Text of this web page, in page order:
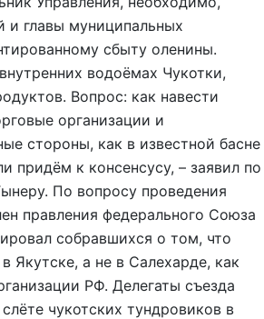
и главы муниципальных
сбыту оленины.
водоёмах Чукотки,
Вопрос: как навести
организации и
стороны, как в известной басне
придём к консенсусу, – заявил по
По вопросу проведения
правления федерального Союза
собравшихся о том, что
Якутске, а не в Салехарде, как
РФ. Делегаты съезда
чукотских тундровиков в